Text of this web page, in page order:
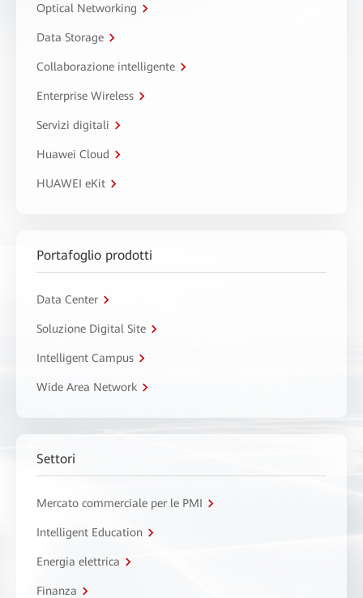
Optical Networking
Data Storage
Collaborazione intelligente
Enterprise Wireless
Servizi digitali
Huawei Cloud
HUAWEI eKit
Portafoglio prodotti
Data Center
Soluzione Digital Site
Intelligent Campus
Wide Area Network
Settori
Mercato commerciale per le PMI
Intelligent Education
Energia elettrica
Finanza